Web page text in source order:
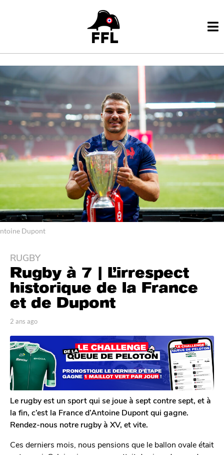
Dupont
2
a
n
s
a
g
2
a
n
s
a
g
o
RUGBY
Rugby à 7 | L’irrespect
historique de la France
et de Dupont
p
r
T
o
m
G
a
l
e
r
o
2 ans ago
s
a
Le rugby est un sport qui se joue à sept contre sept, et à
la fin, c’est la France d’Antoine Dupont qui gagne.
Rendez-nous notre rugby à XV, et vite.
Ces derniers mois, nous pensions que le ballon ovale était